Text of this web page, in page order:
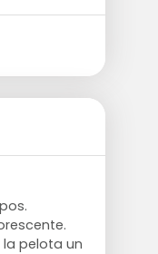
pelota un